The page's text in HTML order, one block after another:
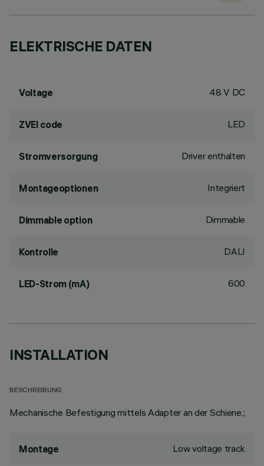
ELEKTRISCHE DATEN
Voltage 48 V DC
ZVEI code LED
Stromversorgung Driver enthalten
Montageoptionen Integriert
Dimmable option Dimmable
Kontrolle DALI
LED-Strom (mA) 600
INSTALLATION
BESCHREIBUNG
Mechanische Befestigung mittels Adapter an der Schiene.;
Montage Low voltage track